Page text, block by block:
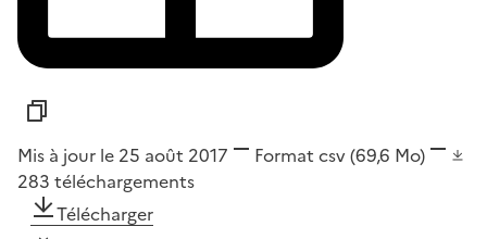
Mis à jour le 25 août 2017 Format csv(69,6 Mo)
283 téléchargements
Télécharger